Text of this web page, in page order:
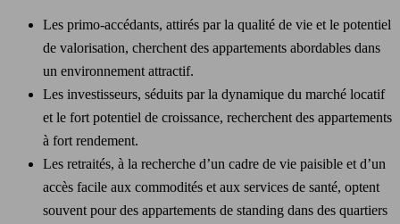
Les primo-accédants, attirés par la qualité de vie et le potentiel
de valorisation, cherchent des appartements abordables dans
un environnement attractif.
Les investisseurs, séduits par la dynamique du marché locatif
et le fort potentiel de croissance, recherchent des appartements
à fort rendement.
Les retraités, à la recherche d’un cadre de vie paisible et d’un
accès facile aux commodités et aux services de santé, optent
souvent pour des appartements de standing dans des quartiers